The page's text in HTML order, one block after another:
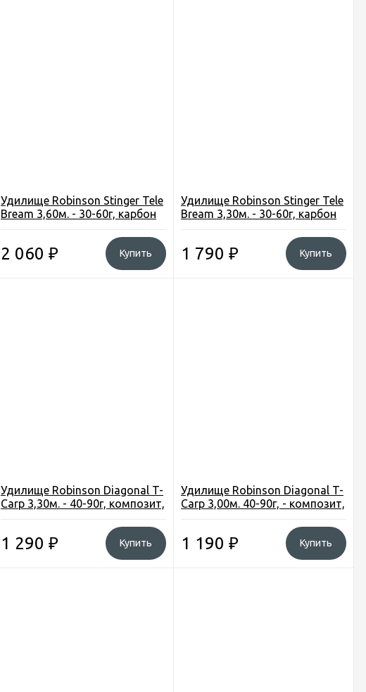
Удилище Robinson Stinger Tele
Bream 3,60м. - 30-60г, карбон
2 060 ₽ Купить
Удилище Robinson Stinger Tele
Bream 3,30м. - 30-60г, карбон
1 790 ₽ Купить
Удилище Robinson Diagonal T-
Carp 3,30м. - 40-90г, композит,
1 290 ₽ Купить
Удилище Robinson Diagonal T-
Carp 3,00м. 40-90г, - композит,
1 190 ₽ Купить